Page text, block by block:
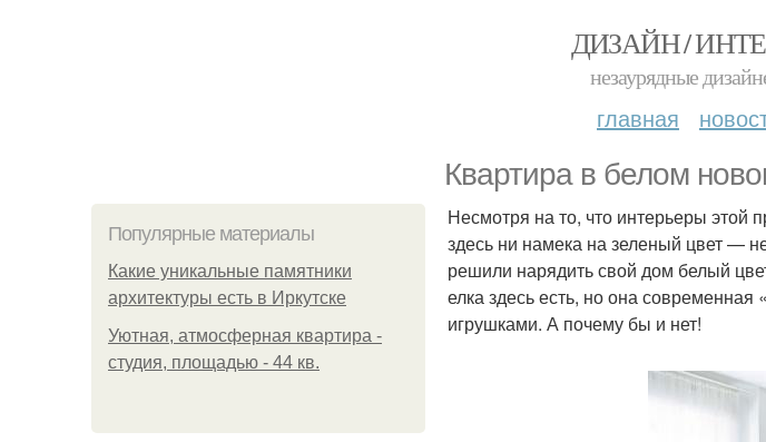
ДИЗАЙН /
незаурядные
главная
Квартира в белом
Популярные материалы
Какие уникальные памятники
архитектуры есть в Иркутске
Уютная, атмосферная квартира -
студия, площадью - 44 кв.
Несмотря на то, что интерьеры этой
здесь ни намека на зеленый цвет —
решили нарядить свой дом белый
елка здесь есть, но она
игрушками. А почему бы и нет!